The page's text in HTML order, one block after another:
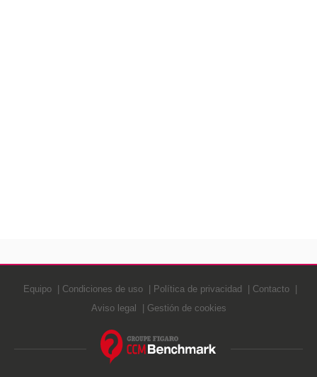
Equipo Condiciones de uso Política de privacidad
Contacto
Aviso legal
Gestión de cookies